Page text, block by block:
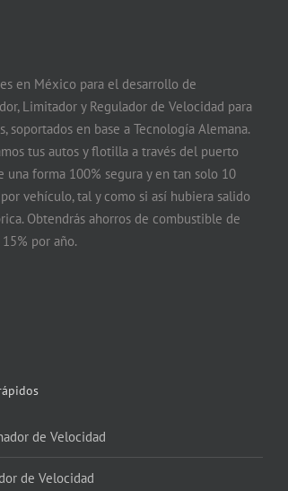
en México para el desarrollo de
Limitador y Regulador de Velocidad para
soportados en base a Tecnología Alemana.
tus autos y flotilla a través del puerto
una forma 100% segura y en tan solo 10
vehículo, tal y como si así hubiera salido
Obtendrás ahorros de combustible de
por año.
de Velocidad
de Velocidad